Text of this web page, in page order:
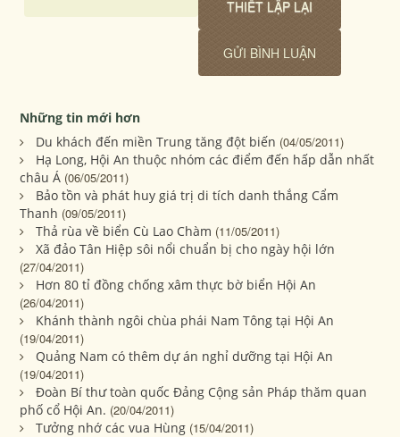
Những tin mới hơn
Du khách đến miền Trung tăng đột biến (04/05/2011)
Hạ Long, Hội An thuộc nhóm các điểm đến hấp dẫn nhất
châu Á (06/05/2011)
Bảo tồn và phát huy giá trị di tích danh thắng Cẩm
Thanh (09/05/2011)
Thả rùa về biển Cù Lao Chàm (11/05/2011)
Xã đảo Tân Hiệp sôi nổi chuẩn bị cho ngày hội lớn
(27/04/2011)
Hơn 80 tỉ đồng chống xâm thực bờ biển Hội An
(26/04/2011)
Khánh thành ngôi chùa phái Nam Tông tại Hội An
(19/04/2011)
Quảng Nam có thêm dự án nghỉ dưỡng tại Hội An
(19/04/2011)
Đoàn Bí thư toàn quốc Đảng Cộng sản Pháp thăm quan
phố cổ Hội An. (20/04/2011)
Tưởng nhớ các vua Hùng (15/04/2011)